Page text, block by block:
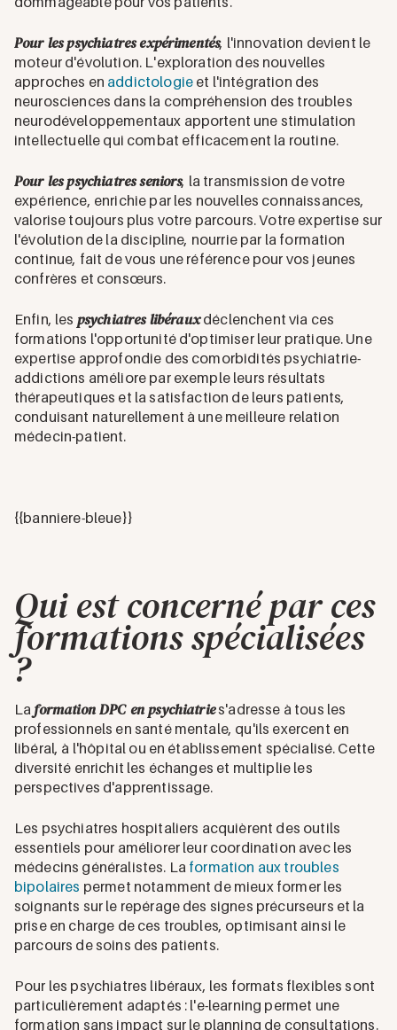
Pour les psychiatres expérimentés, l'innovation devient le
moteur d'évolution. L'exploration des nouvelles
approches en addictologie et l'intégration des
neurosciences dans la compréhension des troubles
neurodéveloppementaux apportent une stimulation
intellectuelle qui combat efficacement la routine.
Pour les psychiatres seniors, la transmission de votre
expérience, enrichie par les nouvelles connaissances,
valorise toujours plus votre parcours. Votre expertise sur
l'évolution de la discipline, nourrie par la formation
continue, fait de vous une référence pour vos jeunes
confrères et consœurs.
Enfin, les psychiatres libérauxdéclenchent via ces
formations l'opportunité d'optimiser leur pratique. Une
expertise approfondie des comorbidités psychiatrie-
addictions améliore par exemple leurs résultats
thérapeutiques et la satisfaction de leurs patients,
conduisant naturellement à une meilleure relation
médecin-patient.
{{banniere-bleue}}
Qui est concerné par ces
formations spécialisées
?
La formation DPC en psychiatries'adresse à tous les
professionnels en santé mentale, qu'ils exercent en
libéral, à l'hôpital ou en établissement spécialisé. Cette
diversité enrichit les échanges et multiplie les
perspectives d'apprentissage.
Les psychiatres hospitaliers acquièrent des outils
essentiels pour améliorer leur coordination avec les
médecins généralistes. La formation aux troubles
bipolaires permet notamment de mieux former les
soignants sur le repérage des signes précurseurs et la
prise en charge de ces troubles, optimisant ainsi le
parcours de soins des patients.
Pour les psychiatres libéraux, les formats flexibles sont
particulièrement adaptés : l'e-learning permet une
formation sans impact sur le planning de consultations.